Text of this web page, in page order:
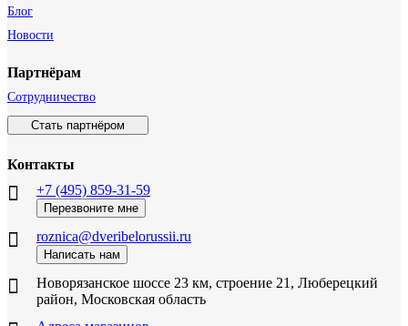
Блог
Новости
Партнёрам
Сотрудничество
Стать партнёром
Контакты
+7 (495) 859-31-59
Перезвоните мне
roznica@dveribelorussii.ru
Написать нам
Новорязанское шоссе 23 км, строение 21, Люберецкий
район, Московская область